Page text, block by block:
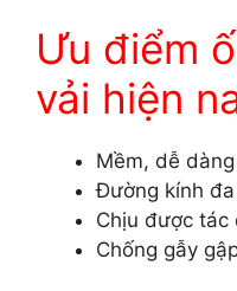
Ưu điểm
vải hiện
Mềm, dễ
Đường kính
Chịu được tác
Chống gẫy